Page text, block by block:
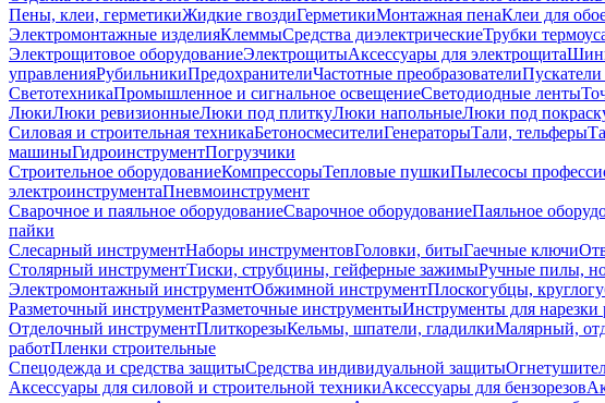
Пены, клеи, герметикиЖидкие гвоздиГерметикиМонтажная пенаКлеи для
Электромонтажные изделияКлеммыСредства диэлектрическиеТрубки
Электрощитовое оборудованиеЭлектрощитыАксессуары для электрощита
управленияРубильникиПредохранителиЧастотные преобразователи
СветотехникаПромышленное и сигнальное освещениеСветодиодные ленты
ЛюкиЛюки ревизионныеЛюки под плиткуЛюки напольныеЛюки под
Силовая и строительная техникаБетоносмесителиГенераторыТали, тельферы
машиныГидроинструментПогрузчики
Строительное оборудованиеКомпрессорыТепловые пушкиПылесосы
электроинструментаПневмоинструмент
Сварочное и паяльное оборудованиеСварочное оборудованиеПаяльное
пайки
Слесарный инструментНаборы инструментовГоловки, битыГаечные ключи
Столярный инструментТиски, струбцины, гейферные зажимыРучные пилы,
Электромонтажный инструментОбжимной инструментПлоскогубцы,
Разметочный инструментРазметочные инструментыИнструменты для нарезки
Отделочный инструментПлиткорезыКельмы, шпатели, гладилкиМалярный,
работПленки строительные
Спецодежда и средства защитыСредства индивидуальной защиты
Аксессуары для силовой и строительной техникиАксессуары для бензорезов